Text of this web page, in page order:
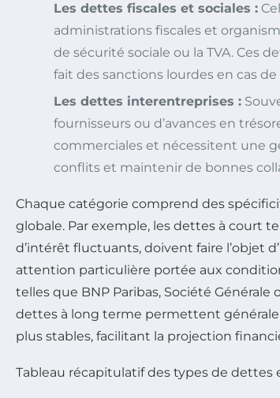
Les dettes fiscales et sociales :
administrations fiscales et
de sécurité sociale ou la TVA. Ces
fait des sanctions lourdes en cas de
Les dettes interentreprises :
fournisseurs ou d’avances en
commerciales et nécessitent une
conflits et maintenir de bonnes
Chaque catégorie comprend des
globale. Par exemple, les dettes à court
d’intérêt fluctuants, doivent faire l’objet
attention particulière portée aux
telles que BNP Paribas, Société Générale
dettes à long terme permettent
plus stables, facilitant la projection
Tableau récapitulatif des types de dettes